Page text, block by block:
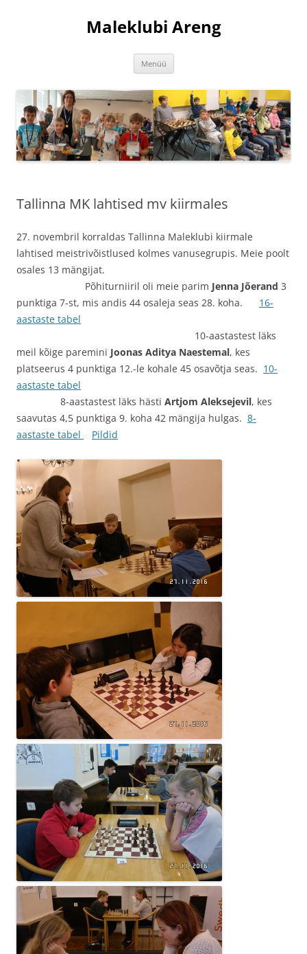
Maleklubi Areng
Menüü
Tallinna MK lahtised mv kiirmales
27. novembril korraldas Tallinna Maleklubi kiirmale
lahtised meistrivõistlused kolmes vanusegrupis. Meie poolt
osales 13 mängijat.
Põhiturniiril oli meie parim Jenna Jõerand 3
punktiga 7-st, mis andis 44 osaleja seas 28. koha. 16-
aastaste tabel
10-aastastest läks
meil kõige paremini Joonas Aditya Naestemal, kes
platseerus 4 punktiga 12.-le kohale 45 osavõtja seas. 10-
aastaste tabel
8-aastastest läks hästi Artjom Aleksejevil, kes
saavutas 4,5 punktiga 9. koha 42 mängija hulgas. 8-
aastaste tabel
Pildid